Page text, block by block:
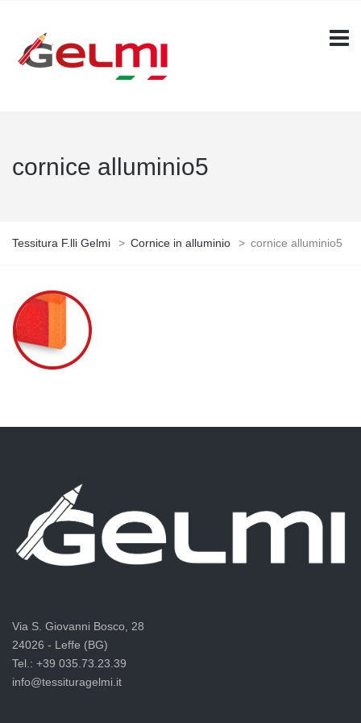
cornice alluminio5
Tessitura F.lli Gelmi > Cornice in alluminio > cornice alluminio5
Via S. Giovanni Bosco, 28
24026 - Leffe (BG)
Tel.: +39 035.73.23.39
info@tessituragelmi.it